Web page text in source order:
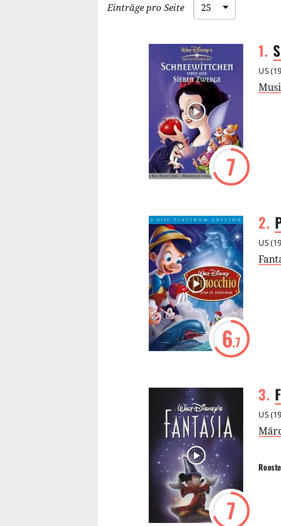
Einträge pro Seite
1.
US(
7
2.
US(
6.7
3.
US(
7